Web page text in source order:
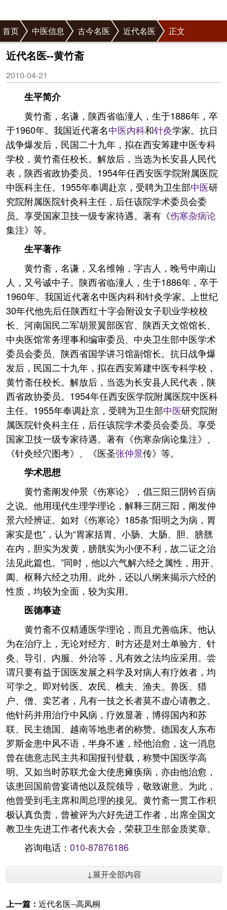
首页 中医信息 古今名医 近代名医 正文
近代名医--黄竹斋
2010-04-21
生平简介
黄竹斋，名谦，陕西省临潼人，生于1886年，卒
于1960年。我国近代著名中医内科和针灸学家。抗日
战争爆发后，民国二十九年，拟在西安筹建中医专科
学校，黄竹斋任校长。解放后，当选为长安县人民代
表，陕西省政协委员。1954年任西安医学院附属医院
中医科主任。1955年奉调赴京，受聘为卫生部中医研
究院附属医院针灸科主任，后任该院学术委员会委
员。享受国家卫技一级专家待遇。著有《伤寒杂病论
集注》等。
生平著作
黄竹斋，名谦，又名维翰，字吉人，晚号中南山
人，又号诚中子。陕西省临潼人，生于1886年，卒于
1960年。我国近代著名中医内科和针灸学家。上世纪
30年代他先后任陕西红十字会附设女子职业学校校
长、河南国民二军胡景翼部医官、陕西天文馆馆长、
中央医馆常务理事和编审委员、中央卫生部中医学术
委员会委员、陕西省国学讲习馆副馆长。抗日战争爆
发后，民国二十九年，拟在西安筹建中医专科学校，
黄竹斋任校长。解放后，当选为长安县人民代表，陕
西省政协委员。1954年任西安医学院附属医院中医科
主任。1955年奉调赴京，受聘为卫生部中医研究院附
属医院针灸科主任，后任该院学术委员会委员。享受
国家卫技一级专家待遇。著有《伤寒杂病论集注》、
《针灸经穴图考》、《医圣张仲景传》等。
学术思想
黄竹斋阐发仲景《伤寒论》，倡三阳三阴钤百病
之说。他用现代生理学理论，解释三阴三阳，阐发仲
景六经辨证。如对《伤寒论》185条“阳明之为病，胃
家实是也”，认为“胃家括胃、小肠、大肠、胆、膀胱
在内，胆实为发黄，膀胱实为小便不利，故二证之治
法见此篇也。”同时，他以六气解六经之属性，用开、
阖、枢释六经之功用。此外，还以八纲来揭示六经的
性质，均较为全面，较为实用。
医德事迹
黄竹斋不仅精通医学理论，而且尤善临床。他认
为在治疗上，无论对经方、时方还是对土单验方、针
灸、导引、内服、外治等，凡有效之法均应采用。尝
谓只要有益于国医发展之科学及对病人有疗效者，均
可学之。即对铃医、农民、樵夫、渔夫、兽医、猎
户、僧、卖艺者，凡有一技之长者莫不虚心请教之。
他针药并用治疗中风病，疗效显著，博得国内和苏
联、民主德国、越南等地患者的称赞。德国友人东布
罗斯金患中风不语，半身不遂，经他治愈，这一消息
曾在德意志民主共和国报刊登载，称赞中国医学高
明。又如当时苏联尤金大使患瘫痪病，亦由他治愈，
该患回国前曾宴请他以及院领导，敬致谢意。为此，
他曾受到毛主席和周总理的接见。黄竹斋一贯工作积
极认真负责，曾被评为六好先进工作者，出席全国文
教卫生先进工作者代表大会，荣获卫生部金质奖章。
咨询电话： 010-87876186
↓展开全部内容
上一篇： 近代名医--高凤桐